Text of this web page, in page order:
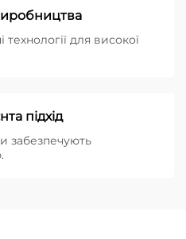
для високої
підхід
забезпечують